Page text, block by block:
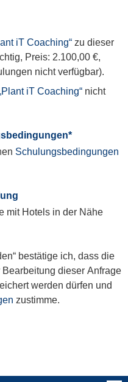
iT Coaching“ zu dieser
Preis: 2.100,00 €,
nicht verfügbar).
iT Coaching“ nicht
*
Schulungsbedingungen
mit Hotels in der Nähe
bestätige ich, dass die
dieser Anfrage
werden dürfen und
zustimme.